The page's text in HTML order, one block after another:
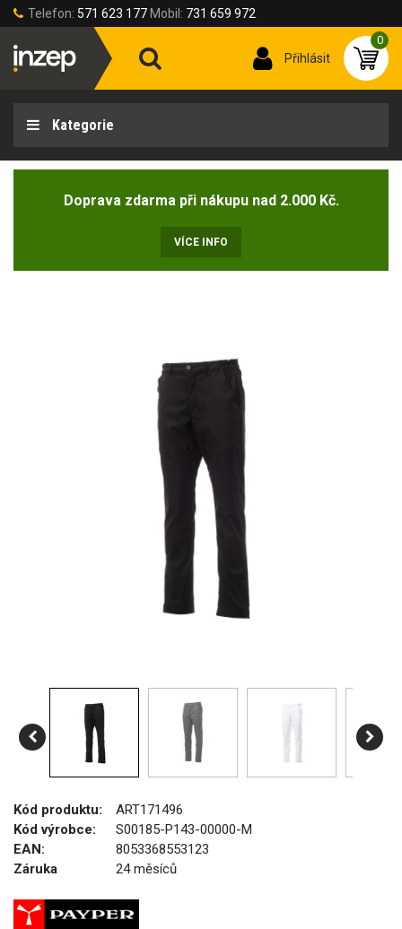
Telefon: 571 623 177 Mobil: 731 659 972
Přihlásit
0
Kategorie
Doprava zdarma při nákupu nad 2.000 Kč.
VÍCE INFO
Kód produktu:
ART171496
Kód výrobce:
S00185-P143-00000-M
EAN:
8053368553123
Záruka
24 měsíců